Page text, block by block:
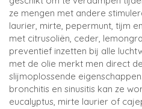
ze mengen met andere
laurier, mirte, pepermunt, tijm
met citrusoliën, ceder,
preventief inzetten bij alle
met de olie merkt men direct
slijmoplossende
bronchitis en sinusitis kan ze
eucalyptus, mirte laurier of